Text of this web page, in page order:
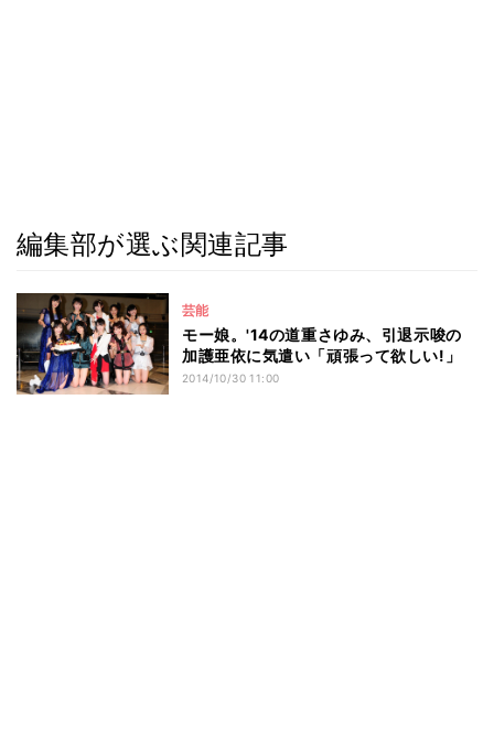
編集部が選ぶ関連記事
芸能
モー娘。'14の道重さゆみ、引退示唆の
加護亜依に気遣い「頑張って欲しい!」
2014/10/30 11:00